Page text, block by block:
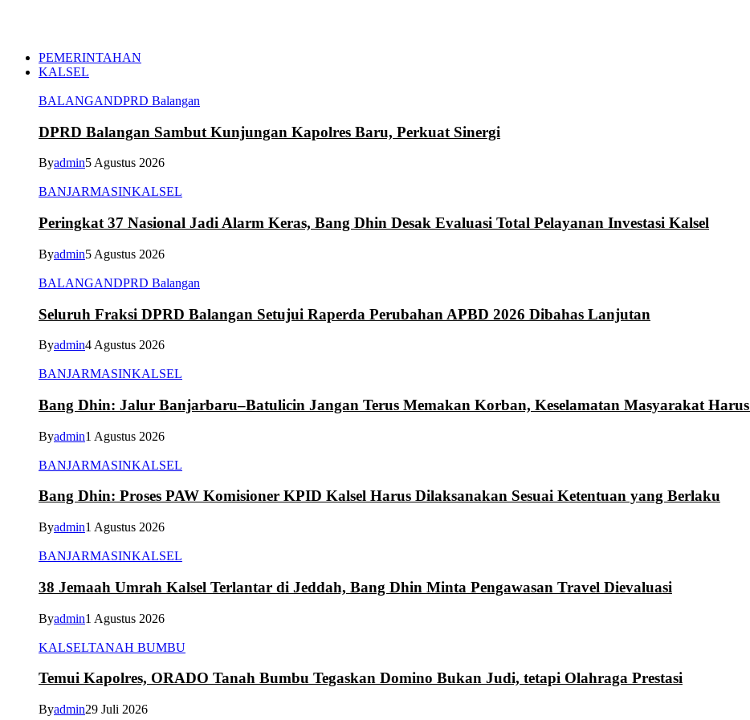
PEMERINTAHAN
KALSEL
BALANGANDPRD Balangan
DPRD Balangan Sambut Kunjungan Kapolres Baru, Perkuat Sinergi
Byadmin5 Agustus 2026
BANJARMASINKALSEL
Peringkat 37 Nasional Jadi Alarm Keras, Bang Dhin Desak Evaluasi Total Pelayanan Investasi Kalsel
Byadmin5 Agustus 2026
BALANGANDPRD Balangan
Seluruh Fraksi DPRD Balangan Setujui Raperda Perubahan APBD 2026 Dibahas Lanjutan
Byadmin4 Agustus 2026
BANJARMASINKALSEL
Bang Dhin: Jalur Banjarbaru–Batulicin Jangan Terus Memakan Korban, Keselamatan Masyarakat
Byadmin1 Agustus 2026
BANJARMASINKALSEL
Bang Dhin: Proses PAW Komisioner KPID Kalsel Harus Dilaksanakan Sesuai Ketentuan yang Berlaku
Byadmin1 Agustus 2026
BANJARMASINKALSEL
38 Jemaah Umrah Kalsel Terlantar di Jeddah, Bang Dhin Minta Pengawasan Travel Dievaluasi
Byadmin1 Agustus 2026
KALSELTANAH BUMBU
Temui Kapolres, ORADO Tanah Bumbu Tegaskan Domino Bukan Judi, tetapi Olahraga Prestasi
Byadmin29 Juli 2026